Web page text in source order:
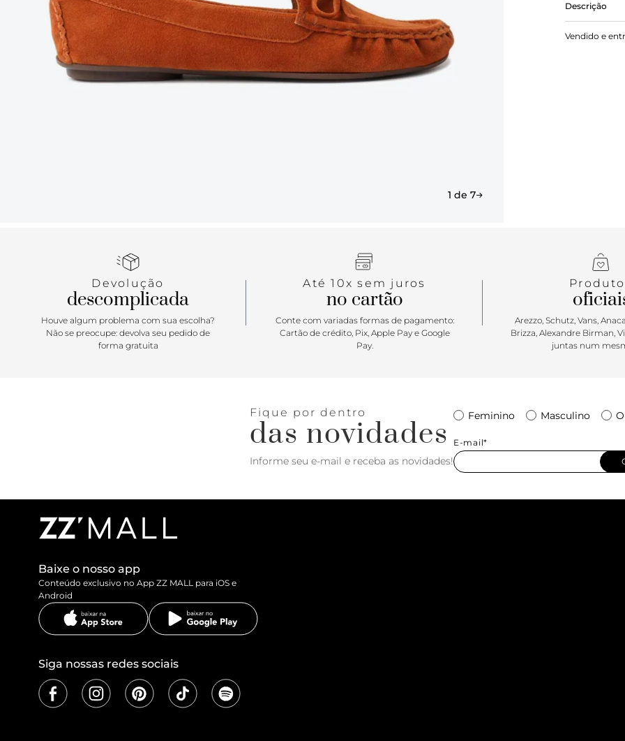
1 de 7
Descrição
Mocassim
calcanhar.
Vendido e
Devolução
descomplicada
Houve algum problema com sua escolha?
Não se preocupe: devolva seu pedido de
forma gratuita
Até 10x sem juros
no cartão
Conte com variadas formas de pagamento:
Cartão de crédito, Pix, Apple Pay e Google
Pay.
Arezzo, Schutz, Vans,
Brizza, Alexandre Birman,
juntas num
Fique por dentro
das novidades
Informe seu e-mail e receba as novidades!
Feminino Masculino
E-mail*
Baixe o nosso app
Conteúdo exclusivo no App ZZ MALL para iOS e
Android
Siga nossas redes sociais